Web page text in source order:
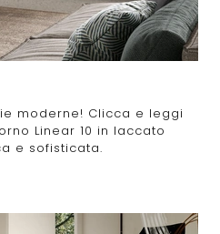
moderne! Clicca e leggi
Linear 10 in laccato
e sofisticata.